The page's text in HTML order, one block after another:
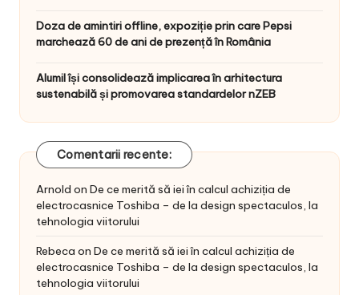
Doza de amintiri offline, expoziție prin care Pepsi
marchează 60 de ani de prezență în România
Alumil își consolidează implicarea în arhitectura
sustenabilă și promovarea standardelor nZEB
Comentarii recente:
Arnold on De ce merită să iei în calcul achiziția de
electrocasnice Toshiba – de la design spectaculos, la
tehnologia viitorului
Rebeca on De ce merită să iei în calcul achiziția de
electrocasnice Toshiba – de la design spectaculos, la
tehnologia viitorului